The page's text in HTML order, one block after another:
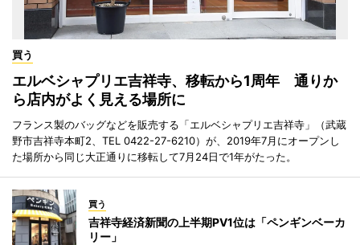
買う
エルベシャプリエ吉祥寺、移転から1周年 通りか
ら店内がよく見える場所に
フランス製のバッグなどを販売する「エルベシャプリエ吉祥寺」（武蔵
野市吉祥寺本町2、TEL 0422-27-6210）が、2019年7月にオープンし
た場所から同じ大正通りに移転して7月24日で1年がたった。
買う
吉祥寺経済新聞の上半期PV1位は「ペンギンベーカ
リー」